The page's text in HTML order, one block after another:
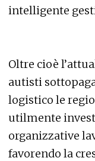
intelligente
Oltre cioè
autisti
logistico le
utilmente
organizzative
favorendo la